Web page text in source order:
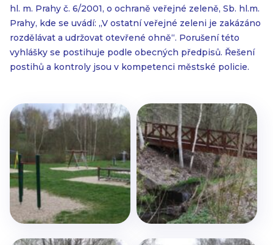
hl. m. Prahy č. 6/2001, o ochraně veřejné zeleně, Sb. hl.m.
Prahy, kde se uvádí: „V ostatní veřejné zeleni je zakázáno
rozdělávat a udržovat otevřené ohně“. Porušení této
vyhlášky se postihuje podle obecných předpisů. Řešení
postihů a kontroly jsou v kompetenci městské policie.